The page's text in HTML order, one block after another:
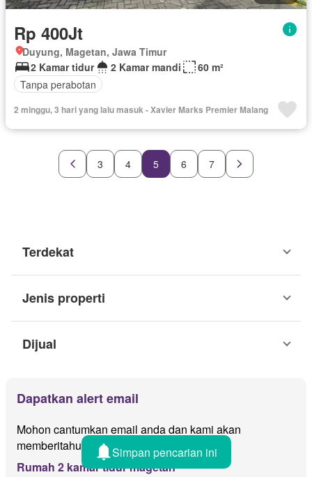
Rp 400Jt
Duyung, Magetan, Jawa Timur
2 Kamar tidur
2 Kamar mandi
60 m²
Tanpa perabotan
2 minggu, 3 hari yang lalu masuk - Xavier Marks Premier Malang
3 4 5 6 7
Terdekat
Jenis properti
Dijual
Dapatkan alert email
Mohon cantumkan email anda dan kami akan
memberitahu jika ada iklan baru untuk
Rumah 2 kamar tidur magetan
Simpan pencarian ini